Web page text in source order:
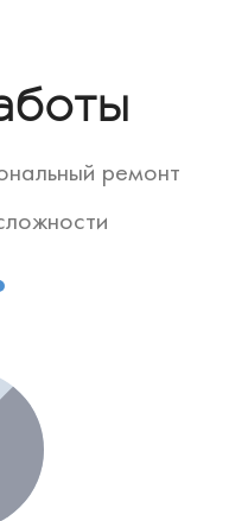
ремонт